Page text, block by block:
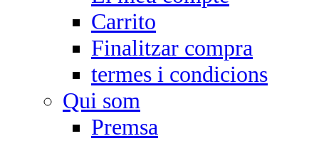
Carrito
Finalitzar compra
termes i condicions
Qui som
Premsa